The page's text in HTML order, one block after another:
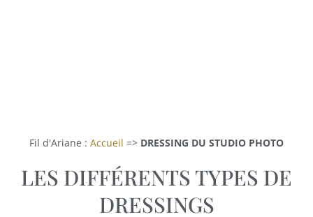
Fil d'Ariane : Accueil => DRESSING DU STUDIO PHOTO
LES DIFFÉRENTS TYPES DE
DRESSINGS